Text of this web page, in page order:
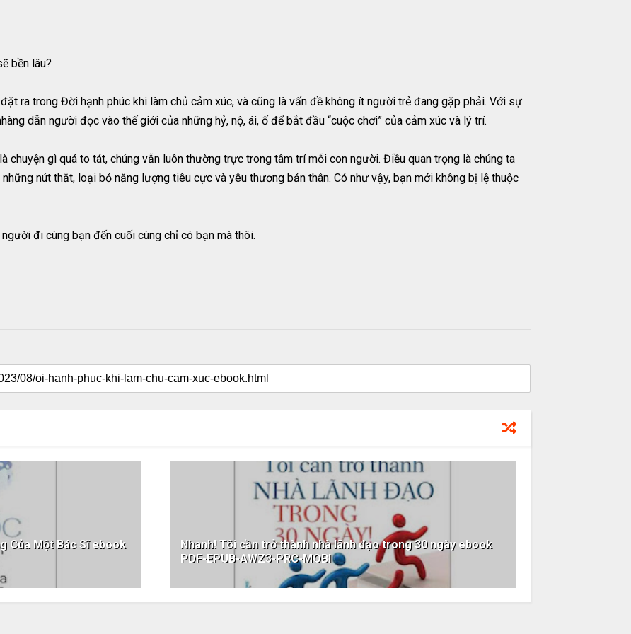
bền lâu?
ra trong Đời hạnh phúc khi làm chủ cảm xúc, và cũng là vấn đề không ít người trẻ đang gặp phải. Với sự
dẫn người đọc vào thế giới của những hỷ, nộ, ái, ố để bắt đầu “cuộc chơi” của cảm xúc và lý trí.
chuyện gì quá to tát, chúng vẫn luôn thường trực trong tâm trí mỗi con người. Điều quan trọng là chúng ta
nút thắt, loại bỏ năng lượng tiêu cực và yêu thương bản thân. Có như vậy, bạn mới không bị lệ thuộc
đi cùng bạn đến cuối cùng chỉ có bạn mà thôi.
Của Một Bác Sĩ ebook
Nhanh! Tôi cần trở thành nhà lãnh đạo trong 30 ngày ebook
PDF-EPUB-AWZ3-PRC-MOBI